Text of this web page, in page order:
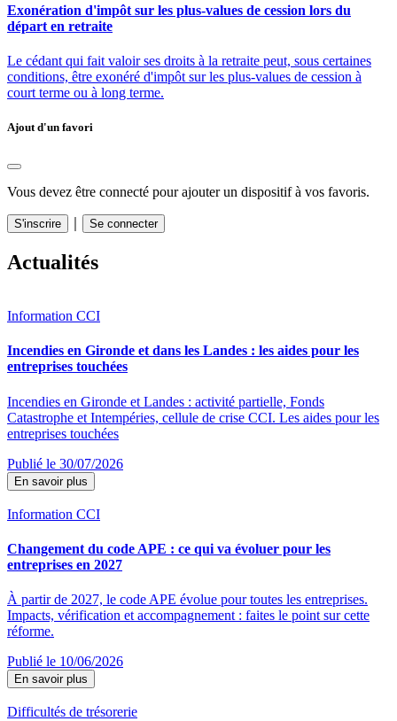
Exonération d'impôt sur les plus-values de cession lors du
départ en retraite
Le cédant qui fait valoir ses droits à la retraite peut, sous certaines
conditions, être exonéré d'impôt sur les plus-values de cession à
court terme ou à long terme.
Ajout d'un favori
Vous devez être connecté pour ajouter un dispositif à vos favoris.
S'inscrire Se connecter
Actualités
Information CCI
Incendies en Gironde et dans les Landes : les aides pour les
entreprises touchées
Incendies en Gironde et Landes : activité partielle, Fonds
Catastrophe et Intempéries, cellule de crise CCI. Les aides pour les
entreprises touchées
Publié le 30/07/2026
En savoir plus
Information CCI
Changement du code APE : ce qui va évoluer pour les
entreprises en 2027
À partir de 2027, le code APE évolue pour toutes les entreprises.
Impacts, vérification et accompagnement : faites le point sur cette
réforme.
Publié le 10/06/2026
En savoir plus
Difficultés de trésorerie